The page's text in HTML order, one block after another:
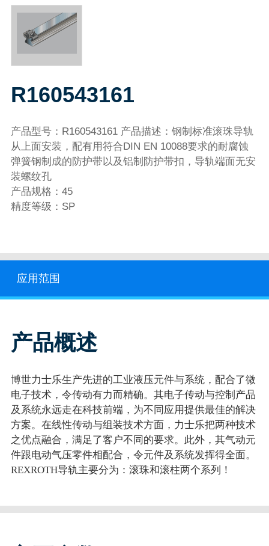
R160543161
产品型号：R160543161 产品描述：钢制标准滚珠导轨
从上面安装，配有用符合DIN EN 10088要求的耐腐蚀
弹簧钢制成的防护带以及铝制防护带扣，导轨端面无安
装螺纹孔
产品规格：45
精度等级：SP
应用范围
产品概述
博世力士乐生产先进的工业液压元件与系统，配合了微
电子技术，令传动有力而精确。其电子传动与控制产品
及系统永远走在科技前端，为不同应用提供最佳的解决
方案。在线性传动与组装技术方面，力士乐把两种技术
之优点融合，满足了客户不同的要求。此外，其气动元
件跟电动气压零件相配合，令元件及系统发挥得全面。
REXROTH导轨主要分为：滚珠和滚柱两个系列！